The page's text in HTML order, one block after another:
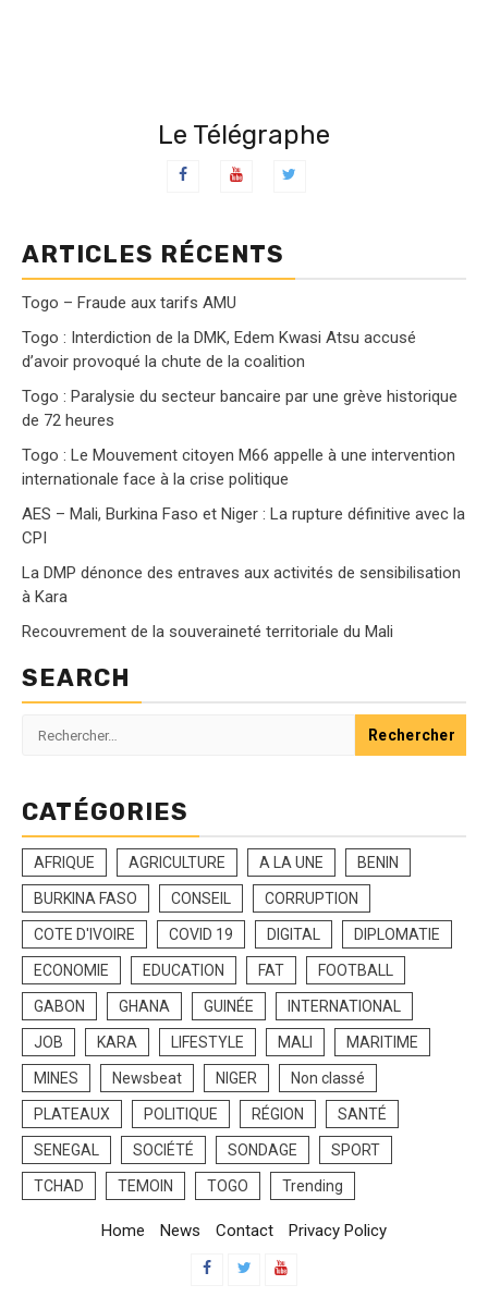
Le Télégraphe
ARTICLES RÉCENTS
Togo – Fraude aux tarifs AMU
Togo : Interdiction de la DMK, Edem Kwasi Atsu accusé
d’avoir provoqué la chute de la coalition
Togo : Paralysie du secteur bancaire par une grève historique
de 72 heures
Togo : Le Mouvement citoyen M66 appelle à une intervention
internationale face à la crise politique
AES – Mali, Burkina Faso et Niger : La rupture définitive avec la
CPI
La DMP dénonce des entraves aux activités de sensibilisation
à Kara
Recouvrement de la souveraineté territoriale du Mali
SEARCH
Rechercher :
CATÉGORIES
AFRIQUE AGRICULTURE A LA UNE BENIN
BURKINA FASO CONSEIL CORRUPTION
COTE D'IVOIRE COVID 19 DIGITAL DIPLOMATIE
ECONOMIE EDUCATION FAT FOOTBALL
GABON GHANA GUINÉE INTERNATIONAL
JOB KARA LIFESTYLE MALI MARITIME
MINES Newsbeat NIGER Non classé
PLATEAUX POLITIQUE RÉGION SANTÉ
SENEGAL SOCIÉTÉ SONDAGE SPORT
TCHAD TEMOIN TOGO Trending
Home News Contact
Privacy Policy
Facebook
Twitter
Youtube